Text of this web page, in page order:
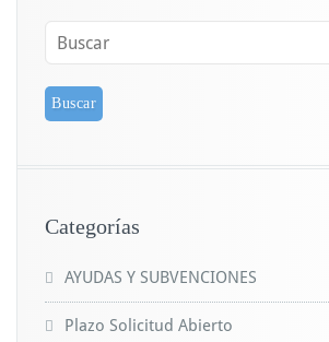
Categorías
AYUDAS Y SUBVENCIONES
Plazo Solicitud Abierto